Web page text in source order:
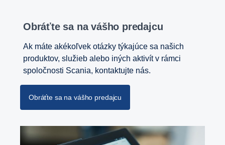
Obráťte sa na vášho predajcu
Ak máte akékoľvek otázky týkajúce sa našich
produktov, služieb alebo iných aktivít v rámci
spoločnosti Scania, kontaktujte nás.
Obráťte sa na vášho predajcu